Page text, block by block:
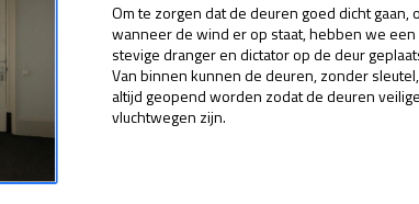
Om te zorgen dat de deuren goed dicht gaan,
wanneer de wind er op staat, hebben we een
stevige dranger en dictator op de deur
Van binnen kunnen de deuren, zonder sleutel,
altijd geopend worden zodat de deuren
vluchtwegen zijn.